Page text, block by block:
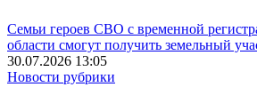
Семьи героев СВО с временной
области смогут получить земельный
30.07.2026 13:05
Новости рубрики